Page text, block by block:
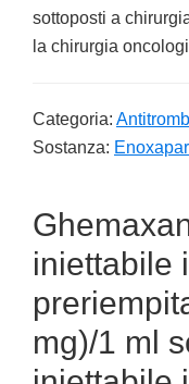
sottoposti a
la chirurgia
Categoria:
Sostanza:
iniettabile
mg)/1 ml